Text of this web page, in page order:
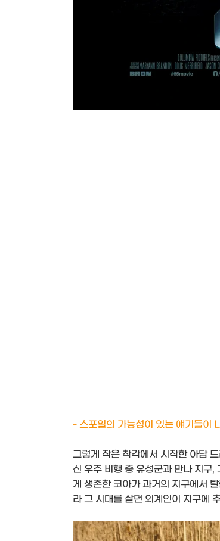
- 스포일의 가능성이 있는 얘기들이
그렇게 작은 착각에서 시작한 아담
신 우주 비행 중 유성군과 만나 지구
게 생존한 코아가 과거의 지구에서
라 그 시대를 살던 외계인이 지구에